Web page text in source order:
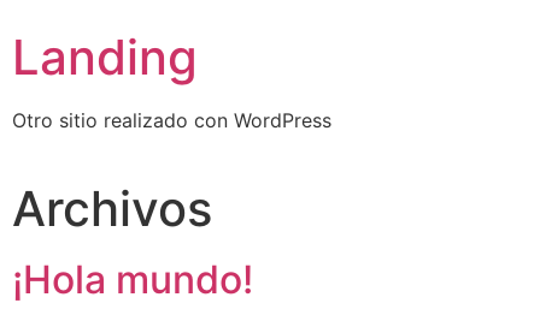
Landing
Otro sitio realizado con WordPress
Archivos
¡Hola mundo!